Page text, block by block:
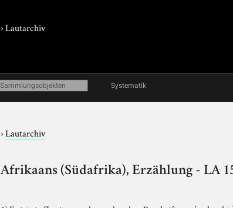
›Lautarchiv
Systematik
›Lautarchiv
Afrikaans (Südafrika), Erzählung - LA